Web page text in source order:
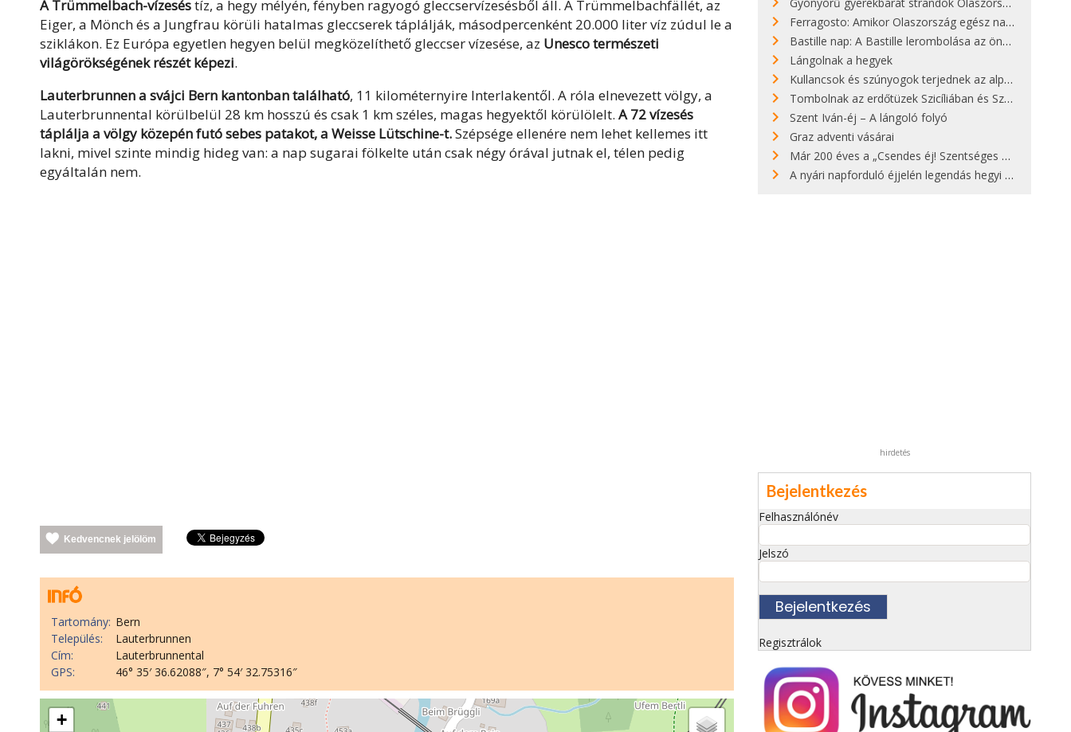
A Trümmelbach-vízeséstíz, a hegy mélyén, fényben ragyogó gleccservízesésből áll. A Trümmelbachfällét, az
Eiger, a Mönch és a Jungfrau körüli hatalmas gleccserek táplálják, másodpercenként 20.000 liter víz zúdul le a
sziklákon. Ez Európa egyetlen hegyen belül megközelíthető gleccser vízesése, az Unesco természeti
világörökségének részét képezi.
Lauterbrunnen a svájci Bern kantonban található, 11 kilométernyire Interlakentől. A róla elnevezett völgy, a
Lauterbrunnental körülbelül 28 km hosszú és csak 1 km széles, magas hegyektől körülölelt. A 72 vízesés
táplálja a völgy közepén futó sebes patakot, a Weisse Lütschine-t.Szépsége ellenére nem lehet kellemes itt
lakni, mivel szinte mindig hideg van: a nap sugarai fölkelte után csak négy órával jutnak el, télen pedig
egyáltalán nem.
Kedvencnek jelölöm
Tartomány: Bern
Település:
Lauterbrunnen
Cím:
Lauterbrunnental
GPS:
46° 35′ 36.62088″, 7° 54′ 32.75316″
+
Ferragosto: Amikor Olaszország egész nap nyaral
Bastille nap: A Bastille lerombolása az önkényuralom végét jelentette
Lángolnak a hegyek
Kullancsok és szúnyogok terjednek az alpesi legelőkön
Tombolnak az erdőtüzek Szicíliában és Szardínián
Szent Iván-éj – A lángoló folyó
Graz adventi vásárai
Már 200 éves a „Csendes éj! Szentséges éj!”
A nyári napforduló éjjelén legendás hegyi tüzek világítják meg Zugspitzét
hirdetés
Bejelentkezés
Felhasználónév
Jelszó
Regisztrálok